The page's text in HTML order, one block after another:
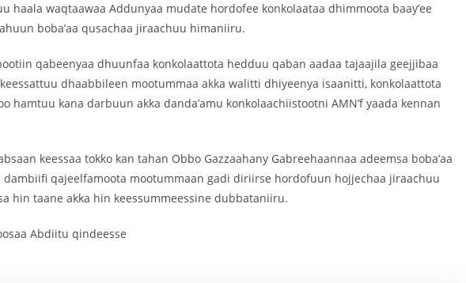
haala waqtaawaa Addunyaa mudate hordofee konkolaataa dhimmoota baay’ee
boba’aa qusachaa jiraachuu himaniiru.
qabeenyaa dhuunfaa konkolaattota hedduu qaban aadaa tajaajila geejjibaa
dhaabbileen mootummaa akka walitti dhiyeenya isaanitti, konkolaattota
hamtuu kana darbuun akka danda’amu konkolaachiistootni AMN’f yaada kennan
keessaa tokko kan tahan Obbo Gazzaahany Gabreehaannaa adeemsa boba’aa
qajeelfamoota mootummaan gadi diriirse hordofuun hojjechaa jiraachuu
hin taane akka hin keessummeessine dubbataniiru.
Abdiitu qindeesse